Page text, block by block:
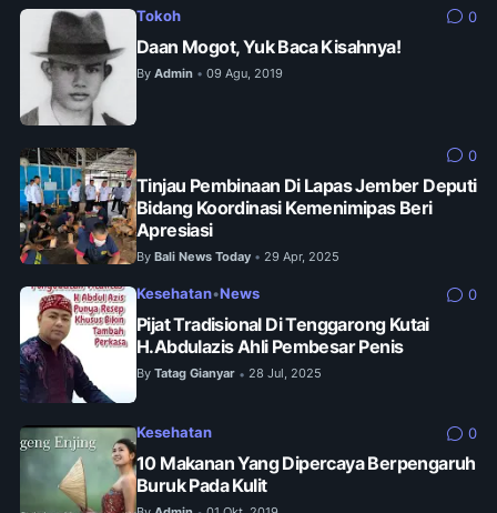
Tokoh 0
Daan Mogot, Yuk Baca Kisahnya!
By Admin • 09 Agu, 2019
0
Tinjau Pembinaan Di Lapas Jember Deputi
Bidang Koordinasi Kemenimipas Beri
Apresiasi
By Bali News Today • 29 Apr, 2025
Kesehatan•News 0
Pijat Tradisional Di Tenggarong Kutai
H.Abdulazis Ahli Pembesar Penis
By Tatag Gianyar • 28 Jul, 2025
Kesehatan 0
10 Makanan Yang Dipercaya Berpengaruh
Buruk Pada Kulit